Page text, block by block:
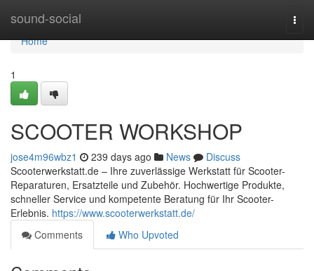
sound-social
Home
Home
1
SCOOTER WORKSHOP
jose4m96wbz1 239 days ago News
Discuss
Scooterwerkstatt.de – Ihre zuverlässige Werkstatt für Scooter-
Reparaturen, Ersatzteile und Zubehör. Hochwertige Produkte,
schneller Service und kompetente Beratung für Ihr Scooter-
Erlebnis. https://www.scooterwerkstatt.de/
Comments
Who Upvoted